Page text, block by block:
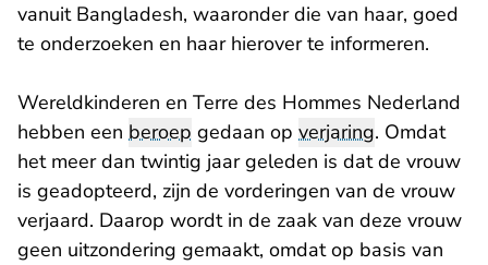
vanuit Bangladesh, waaronder die van haar, goed
te onderzoeken en haar hierover te informeren.
Wereldkinderen en Terre des Hommes Nederland
hebben een beroep gedaan op verjaring. Omdat
het meer dan twintig jaar geleden is dat de vrouw
is geadopteerd, zijn de vorderingen van de vrouw
verjaard. Daarop wordt in de zaak van deze vrouw
geen uitzondering gemaakt, omdat op basis van